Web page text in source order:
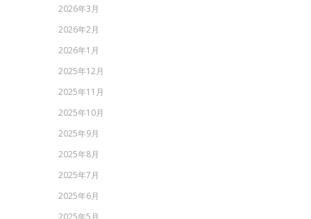
2026年3月
2026年2月
2026年1月
2025年12月
2025年11月
2025年10月
2025年9月
2025年8月
2025年7月
2025年6月
2025年5月